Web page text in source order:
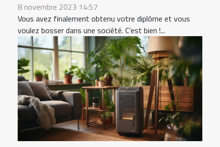
8 novembre 2023 14:57
Vous avez finalement obtenu votre diplôme et vous
voulez bosser dans une société. C’est bien !...